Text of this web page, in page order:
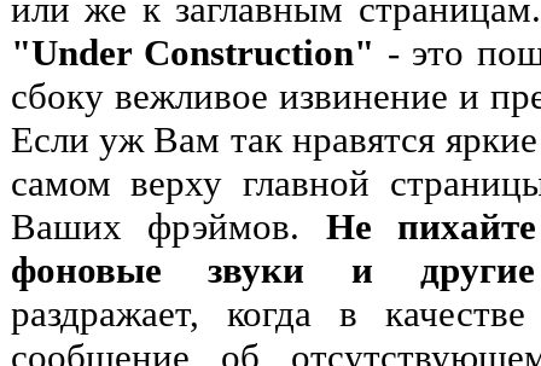
или же к заглавным
"Under Construction" - это
сбоку вежливое извинение и
Если уж Вам так нравятся
самом верху главной
Ваших фрэймов. Не
фоновые звуки и другие
раздражает, когда в
сообщение об